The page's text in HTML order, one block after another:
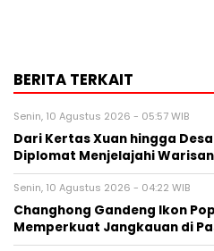
BERITA TERKAIT
Senin, 10 Agustus 2026 - 05:57 WIB
Dari Kertas Xuan hingga
Diplomat Menjelajahi
Senin, 10 Agustus 2026 - 04:22 WIB
Changhong Gandeng Ikon
Memperkuat Jangkauan di